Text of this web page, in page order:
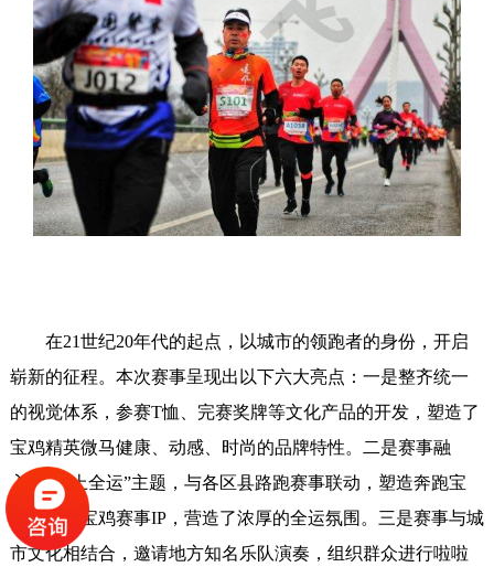
在21世纪20年代的起点，以城市的领跑者的身份，开启
崭新的征程。本次赛事呈现出以下六大亮点：一是整齐统一
的视觉体系，参赛T恤、完赛奖牌等文化产品的开发，塑造了
宝鸡精英微马健康、动感、时尚的品牌特性。二是赛事融
入“我要上全运”主题，与各区县路跑赛事联动，塑造奔跑宝
鸡、幸福宝鸡赛事IP，营造了浓厚的全运氛围。三是赛事与城
市文化相结合，邀请地方知名乐队演奏，组织群众进行啦啦